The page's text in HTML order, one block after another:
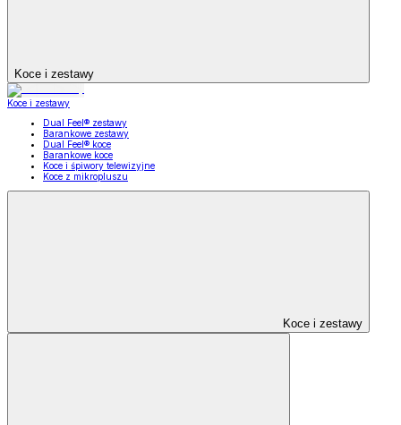
Koce i zestawy
Koce i zestawy
Dual Feel® zestawy
Barankowe zestawy
Dual Feel® koce
Barankowe koce
Koce i śpiwory telewizyjne
Koce z mikropluszu
Koce i zestawy